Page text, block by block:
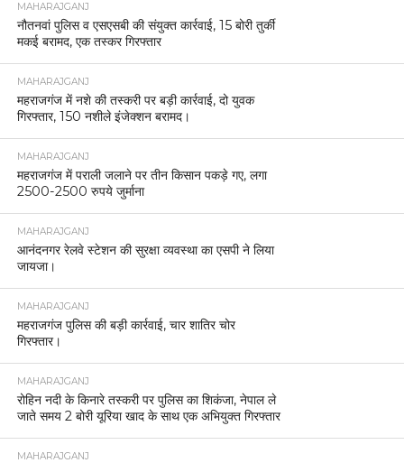
MAHARAJGANJ
नौतनवां पुलिस व एसएसबी की संयुक्त कार्रवाई, 15 बोरी तुर्की
मकई बरामद, एक तस्कर गिरफ्तार
MAHARAJGANJ
महराजगंज में नशे की तस्करी पर बड़ी कार्रवाई, दो युवक
गिरफ्तार, 150 नशीले इंजेक्शन बरामद।
MAHARAJGANJ
महराजगंज में पराली जलाने पर तीन किसान पकड़े गए, लगा
2500-2500 रुपये जुर्माना
MAHARAJGANJ
आनंदनगर रेलवे स्टेशन की सुरक्षा व्यवस्था का एसपी ने लिया
जायजा।
MAHARAJGANJ
महराजगंज पुलिस की बड़ी कार्रवाई, चार शातिर चोर
गिरफ्तार।
MAHARAJGANJ
रोहिन नदी के किनारे तस्करी पर पुलिस का शिकंजा, नेपाल ले
जाते समय 2 बोरी यूरिया खाद के साथ एक अभियुक्त गिरफ्तार
MAHARAJGANJ